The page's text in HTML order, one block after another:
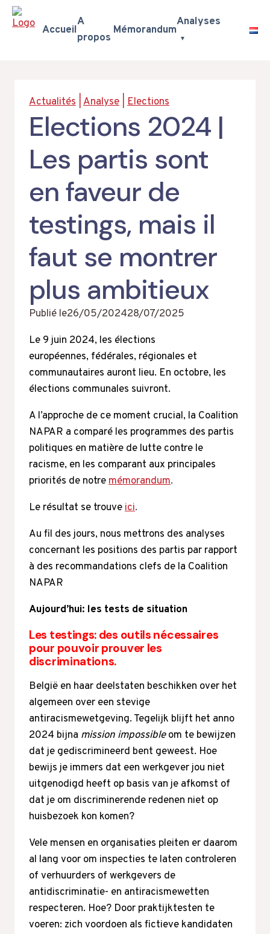
Accueil
A
propos
Mémorandum
Analyses
contenuActualités Analyse Elections
Elections 2024 |
Les partis sont
en faveur de
testings, mais il
faut se montrer
plus ambitieux
Publié le26/05/202428/07/2025
Le 9 juin 2024, les élections
européennes, fédérales, régionales et
communautaires auront lieu. En octobre, les
élections communales suivront.
A l’approche de ce moment crucial, la Coalition
NAPAR a comparé les programmes des partis
politiques en matière de lutte contre le
racisme, en les comparant aux principales
priorités de notremémorandum.
Le résultat se trouveici.
Au fil des jours, nous mettrons des analyses
concernant les positions des partis par rapport
à des recommandations clefs de la Coalition
NAPAR
Aujourd’hui: les tests de situation
Les testings: des outils nécessaires
pour pouvoir prouver les
discriminations.
België en haar deelstaten beschikken over het
algemeen over een stevige
antiracismewetgeving. Tegelijk blijft het anno
2024 bijna mission impossibleom te bewijzen
dat je gediscrimineerd bent geweest. Hoe
bewijs je immers dat een werkgever jou niet
uitgenodigd heeft op basis van je afkomst of
dat je om discriminerende redenen niet op
huisbezoek kon komen?
Vele mensen en organisaties pleiten er daarom
al lang voor om inspecties te laten controleren
of verhuurders of werkgevers de
antidiscriminatie- en antiracismewetten
respecteren. Hoe? Door praktijktesten te
voeren: zich voordoen als fictieve kandidaten